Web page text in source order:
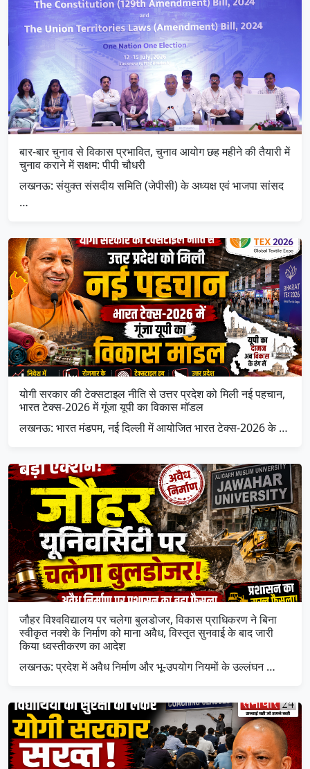
बार-बार चुनाव से विकास प्रभावित, चुनाव आयोग छह महीने की तैयारी में
चुनाव कराने में सक्षम: पीपी चौधरी
लखनऊ: संयुक्त संसदीय समिति (जेपीसी) के अध्यक्ष एवं भाजपा सांसद
…
योगी सरकार की टेक्सटाइल नीति से उत्तर प्रदेश को मिली नई पहचान,
भारत टेक्स-2026 में गूंजा यूपी का विकास मॉडल
लखनऊ: भारत मंडपम, नई दिल्ली में आयोजित भारत टेक्स-2026 के …
जौहर विश्वविद्यालय पर चलेगा बुलडोजर, विकास प्राधिकरण ने बिना
स्वीकृत नक्शे के निर्माण को माना अवैध, विस्तृत सुनवाई के बाद जारी
किया ध्वस्तीकरण का आदेश
लखनऊ: प्रदेश में अवैध निर्माण और भू-उपयोग नियमों के उल्लंघन …